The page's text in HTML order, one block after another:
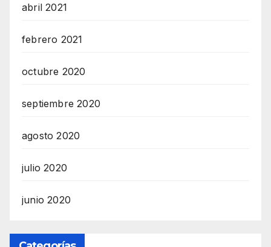
abril 2021
febrero 2021
octubre 2020
septiembre 2020
agosto 2020
julio 2020
junio 2020